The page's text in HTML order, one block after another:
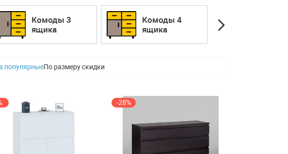
Комоды 3
ящика
Комоды 4
ящика
популярныеПо размеру скидки
-28%